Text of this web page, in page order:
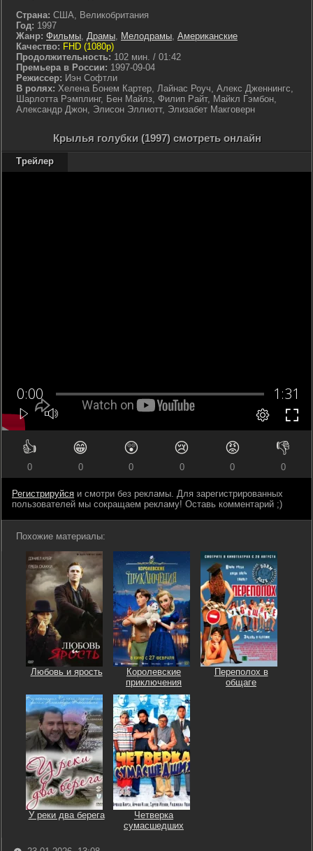
Страна: США, Великобритания
Год: 1997
Жанр: Фильмы, Драмы, Мелодрамы, Американские
Качество: FHD (1080p)
Продолжительность: 102 мин. / 01:42
Премьера в России: 1997-09-04
Режиссер: Иэн Софтли
В ролях: Хелена Бонем Картер, Лайнас Роуч, Алекс Дженнингс,
Шарлотта Рэмплинг, Бен Майлз, Филип Райт, Майкл Гэмбон,
Александр Джон, Элисон Эллиотт, Элизабет Макговерн
Крылья голубки (1997) смотреть онлайн
Трейлер
👍
0
😁
0
😲
0
😢
0
😡
0
👎
0
Регистрируйся и смотри без рекламы. Для зарегистрированных
пользователей мы сокращаем рекламу! Оставь комментарий ;)
Похожие материалы:
Любовь и ярость
Королевские
приключения
Переполох в
общаге
У реки два берега
Четверка
сумасшедших